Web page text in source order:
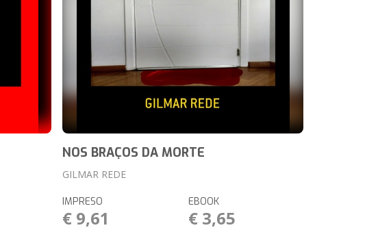
NOS BRAÇOS DA MORTE
GILMAR REDE
IMPRESO
€ 9,61
EBOOK
€ 3,65